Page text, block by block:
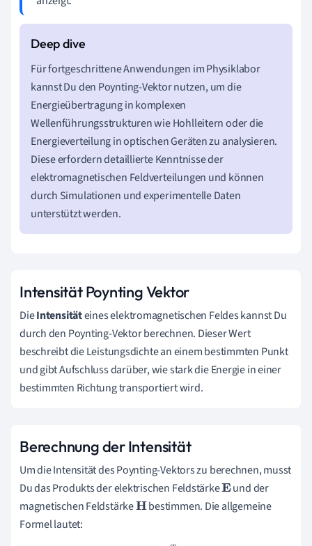
Für fortgeschrittene Anwendungen im Physiklabor
kannst Du den Poynting-Vektor nutzen, um die
Energieübertragung in komplexen
Wellenführungsstrukturen wie Hohlleitern oder die
Energieverteilung in optischen Geräten zu analysieren.
Diese erfordern detaillierte Kenntnisse der
elektromagnetischen Feldverteilungen und können
durch Simulationen und experimentelle Daten
unterstützt werden.
Intensität Poynting Vektor
DieIntensitäteines elektromagnetischen Feldes kannst Du
durch den Poynting-Vektor berechnen. Dieser Wert
beschreibt die Leistungsdichte an einem bestimmten Punkt
und gibt Aufschluss darüber, wie stark die Energie in einer
bestimmten Richtung transportiert wird.
Berechnung der Intensität
Um die Intensität des Poynting-Vektors zu berechnen, musst
Du das Produkts der elektrischen FeldstärkeE und der
magnetischen FeldstärkeH bestimmen. Die allgemeine
Formel lautet: